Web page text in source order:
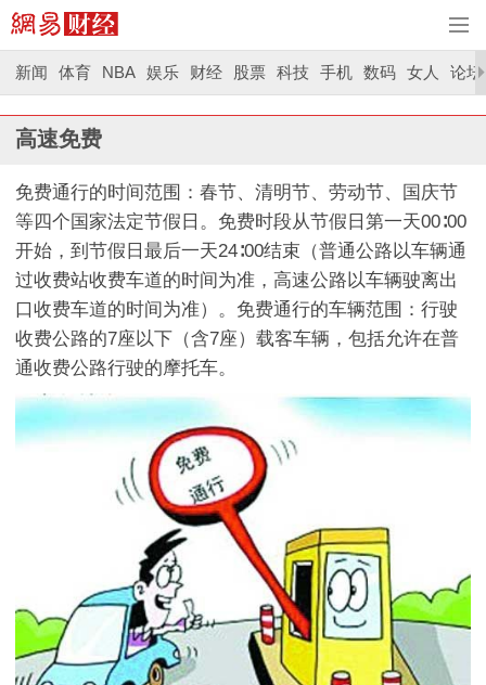
新闻 体育 NBA 娱乐 财经 股票 科技 手机 数码 女人 论坛
高速免费
免费通行的时间范围：春节、清明节、劳动节、国庆节
等四个国家法定节假日。免费时段从节假日第一天00∶00
开始，到节假日最后一天24∶00结束（普通公路以车辆通
过收费站收费车道的时间为准，高速公路以车辆驶离出
口收费车道的时间为准）。免费通行的车辆范围：行驶
收费公路的7座以下（含7座）载客车辆，包括允许在普
通收费公路行驶的摩托车。